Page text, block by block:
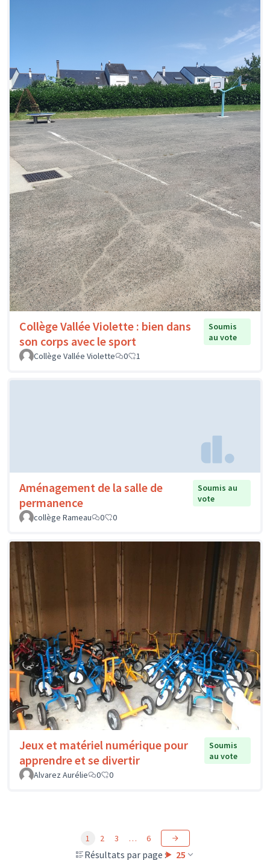
Collège Vallée Violette : bien dans
son corps avec le sport
Soumis
au vote
Collège Vallée Violette
0 1
Aménagement de la salle de
permanence
Soumis au
vote
collège Rameau
0 0
Jeux et matériel numérique pour
apprendre et se divertir
Soumis
au vote
Alvarez Aurélie
0 0
Résultats par page : 25
1 2 3 … 6